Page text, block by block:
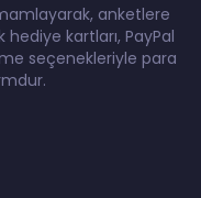
anketlere
kartları, PayPal
seçenekleriyle para